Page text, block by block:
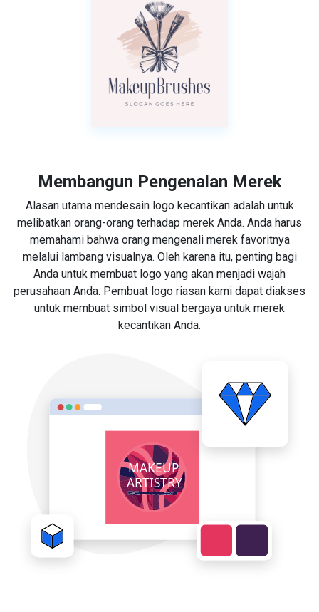
Membangun Pengenalan Merek
Alasan utama mendesain logo kecantikan adalah untuk
melibatkan orang-orang terhadap merek Anda. Anda harus
memahami bahwa orang mengenali merek favoritnya
melalui lambang visualnya. Oleh karena itu, penting bagi
Anda untuk membuat logo yang akan menjadi wajah
perusahaan Anda. Pembuat logo riasan kami dapat diakses
untuk membuat simbol visual bergaya untuk merek
kecantikan Anda.